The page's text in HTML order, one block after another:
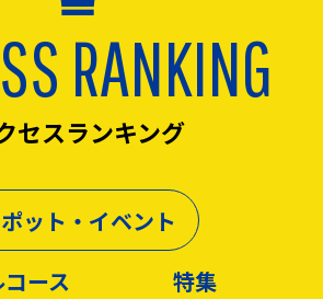
RANKING
セスランキング
ット・イベント
ース
特集